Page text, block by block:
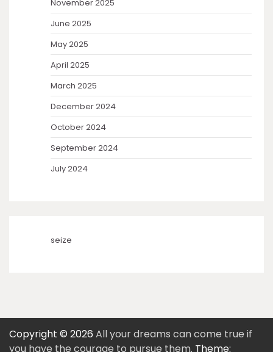
November 2025
June 2025
May 2025
April 2025
March 2025
December 2024
October 2024
September 2024
July 2024
seize
Copyright © 2026 All your dreams can come true if
you have the courage to pursue them. Theme: